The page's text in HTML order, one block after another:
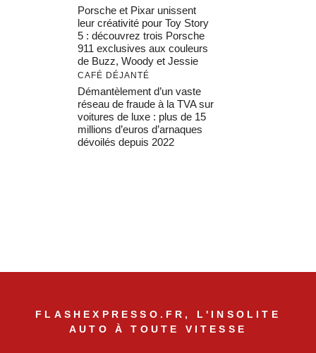
Porsche et Pixar unissent
leur créativité pour Toy Story
5 : découvrez trois Porsche
911 exclusives aux couleurs
de Buzz, Woody et Jessie
CAFÉ DÉJANTÉ
Démantèlement d’un vaste
réseau de fraude à la TVA sur
voitures de luxe : plus de 15
millions d’euros d’arnaques
dévoilés depuis 2022
FLASHEXPRESSO.FR, L'INSOLITE
AUTO À TOUTE VITESSE